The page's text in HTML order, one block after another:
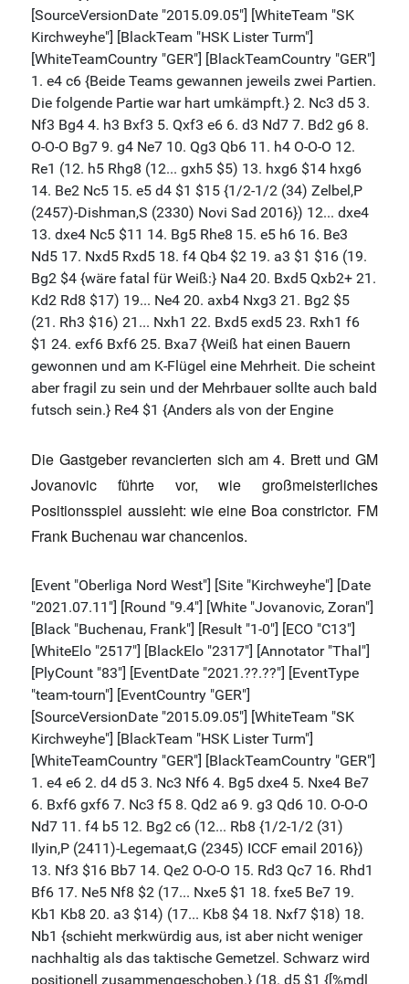
Die Gastgeber revancierten sich am 4. Brett und GM
Jovanovic führte vor, wie großmeisterliches
Positionsspiel aussieht: wie eine Boa constrictor. FM
Frank Buchenau war chancenlos.